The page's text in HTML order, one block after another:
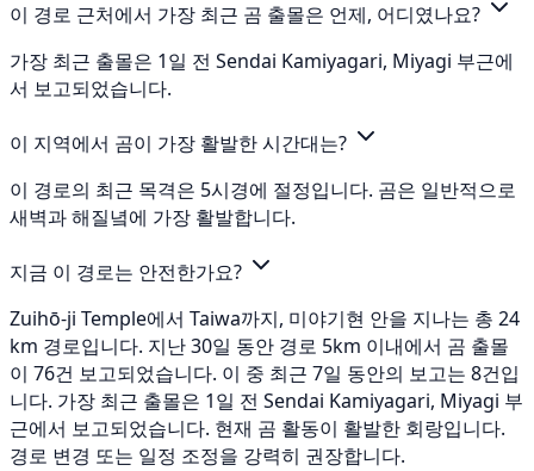
이 경로 근처에서 가장 최근 곰 출몰은 언제, 어디였나요?
가장 최근 출몰은 1일 전 Sendai Kamiyagari, Miyagi 부근에
서 보고되었습니다.
이 지역에서 곰이 가장 활발한 시간대는?
이 경로의 최근 목격은 5시경에 절정입니다. 곰은 일반적으로
새벽과 해질녘에 가장 활발합니다.
지금 이 경로는 안전한가요?
Zuihō-ji Temple에서 Taiwa까지, 미야기현 안을 지나는 총 24
km 경로입니다. 지난 30일 동안 경로 5km 이내에서 곰 출몰
이 76건 보고되었습니다. 이 중 최근 7일 동안의 보고는 8건입
니다. 가장 최근 출몰은 1일 전 Sendai Kamiyagari, Miyagi 부
근에서 보고되었습니다. 현재 곰 활동이 활발한 회랑입니다.
경로 변경 또는 일정 조정을 강력히 권장합니다.